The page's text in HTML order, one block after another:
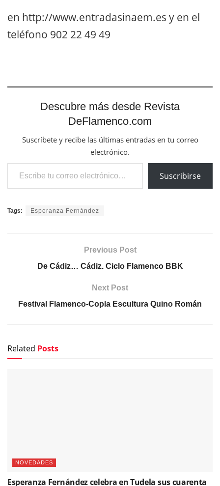
en http://www.entradasinaem.es y en el
teléfono 902 22 49 49
Descubre más desde Revista
DeFlamenco.com
Suscríbete y recibe las últimas entradas en tu correo
electrónico.
Escribe tu correo electrónico…
Suscribirse
Tags: Esperanza Fernández
Previous Post
De Cádiz… Cádiz. Ciclo Flamenco BBK
Next Post
Festival Flamenco-Copla Escultura Quino Román
Related Posts
NOVEDADES
Esperanza Fernández celebra en Tudela sus cuarenta